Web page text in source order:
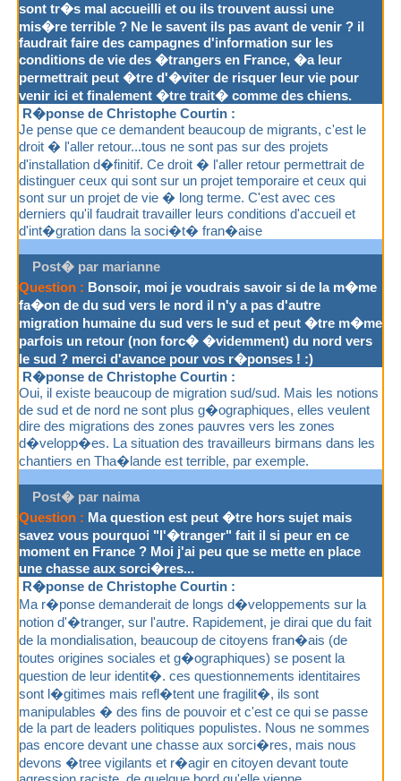
sont tr�s mal accueilli et ou ils trouvent aussi une
mis�re terrible ? Ne le savent ils pas avant de venir ? il
faudrait faire des campagnes d'information sur les
conditions de vie des �trangers en France, �a leur
permettrait peut �tre d'�viter de risquer leur vie pour
venir ici et finalement �tre trait� comme des chiens.
R�ponse de Christophe Courtin :
Je pense que ce demandent beaucoup de migrants, c'est le
droit � l'aller retour...tous ne sont pas sur des projets
d'installation d�finitif. Ce droit � l'aller retour permettrait de
distinguer ceux qui sont sur un projet temporaire et ceux qui
sont sur un projet de vie � long terme. C'est avec ces
derniers qu'il faudrait travailler leurs conditions d'accueil et
d'int�gration dans la soci�t� fran�aise
Post� par marianne
Question : Bonsoir, moi je voudrais savoir si de la m�me
fa�on de du sud vers le nord il n'y a pas d'autre
migration humaine du sud vers le sud et peut �tre m�me
parfois un retour (non forc� �videmment) du nord vers
le sud ? merci d'avance pour vos r�ponses ! :)
R�ponse de Christophe Courtin :
Oui, il existe beaucoup de migration sud/sud. Mais les notions
de sud et de nord ne sont plus g�ographiques, elles veulent
dire des migrations des zones pauvres vers les zones
d�velopp�es. La situation des travailleurs birmans dans les
chantiers en Tha�lande est terrible, par exemple.
Post� par naima
Question : Ma question est peut �tre hors sujet mais
savez vous pourquoi "l'�tranger" fait il si peur en ce
moment en France ? Moi j'ai peu que se mette en place
une chasse aux sorci�res...
R�ponse de Christophe Courtin :
Ma r�ponse demanderait de longs d�veloppements sur la
notion d'�tranger, sur l'autre. Rapidement, je dirai que du fait
de la mondialisation, beaucoup de citoyens fran�ais (de
toutes origines sociales et g�ographiques) se posent la
question de leur identit�. ces questionnements identitaires
sont l�gitimes mais refl�tent une fragilit�, ils sont
manipulables � des fins de pouvoir et c'est ce qui se passe
de la part de leaders politiques populistes. Nous ne sommes
pas encore devant une chasse aux sorci�res, mais nous
devons �tree vigilants et r�agir en citoyen devant toute